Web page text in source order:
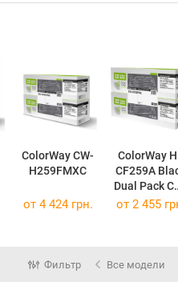
ColorWay CW-
H259FMXC
ColorWay HP
CF259A
Dual Pack CW-
H259FMC
от 4 424 грн. от 2 455
Фильтр Все модели